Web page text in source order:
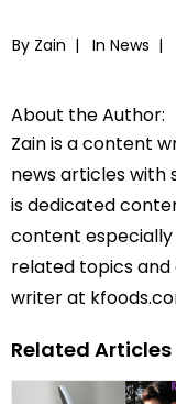
By Zain | In News |
About the Author:
Zain is a content
news articles with
is dedicated
content especially
related topics
writer at
Related Articles